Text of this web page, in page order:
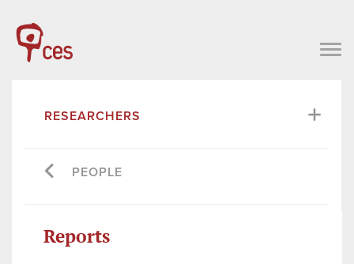
RESEARCHERS
PEOPLE
Reports